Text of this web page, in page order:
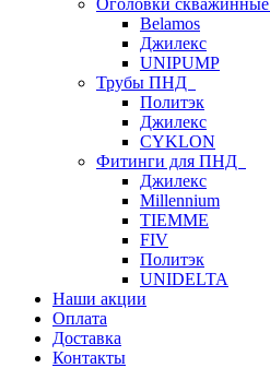
Оголовки скважинные
Belamos
Джилекс
UNIPUMP
Трубы ПНД
Политэк
Джилекс
CYKLON
Фитинги для ПНД
Джилекс
Millennium
TIEMME
FIV
Политэк
UNIDELTA
Наши акции
Оплата
Доставка
Контакты